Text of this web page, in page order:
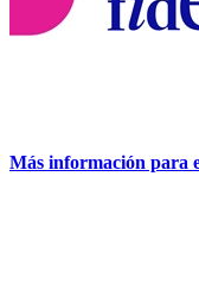
Más información para